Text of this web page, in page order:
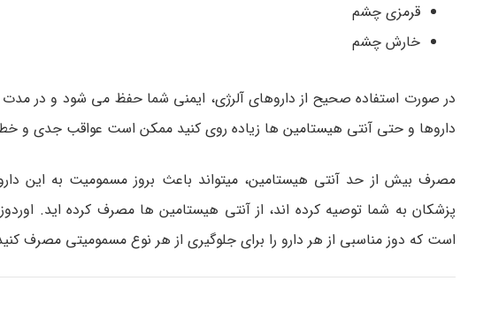
قرمزی چشم
خارش چشم
در صورت استفاده صحیح از داروهای آلرژی، ایمنی شما حفظ می شود و در
داروها و حتی آنتی هیستامین ها زیاده روی کنید ممکن است عواقب جدی و
مصرف بیش از حد آنتی هیستامین، میتواند باعث بروز مسمومیت به این
پزشکان به شما توصیه کرده اند، از آنتی هیستامین ها مصرف کرده اید.
است که دوز مناسبی از هر دارو را برای جلوگیری از هر نوع مسمومیتی مصرف